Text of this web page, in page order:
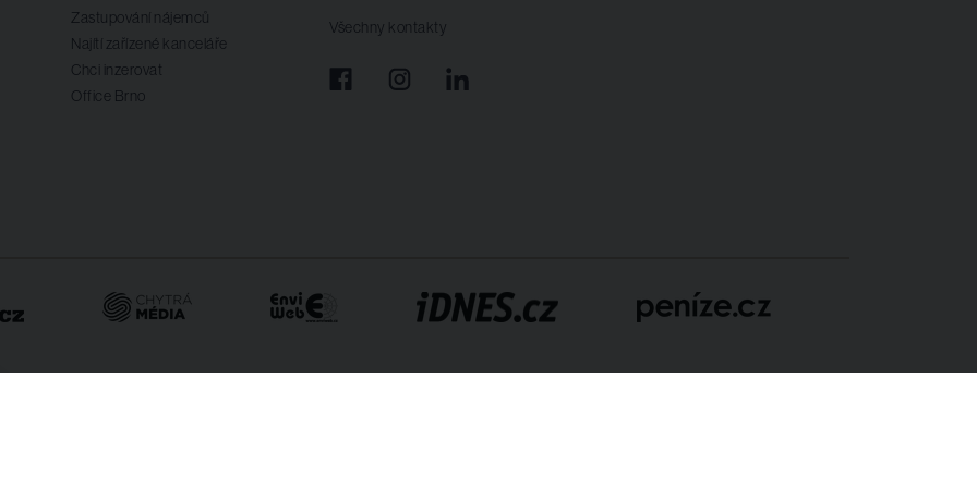
Zastupování nájemců
Najítí zařízené kanceláře
Chci inzerovat
Office Brno
Všechny kontakty